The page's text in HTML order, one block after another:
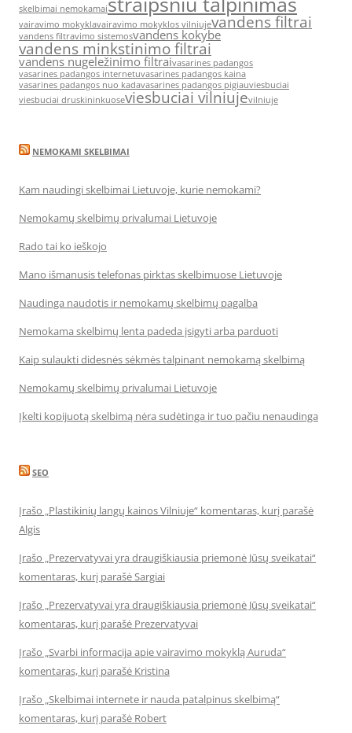
skelbimai nemokamai
vairavimo mokyklavairavimo mokyklos vilniujevandens filtrai
vandens filtravimo sistemosvandens kokybe
vandens minkstinimo filtrai
vandens nugeležinimo filtraivasarines padangos
vasarines padangos internetuvasarines padangos kaina
vasarines padangos nuo kadavasarines padangos pigiauviesbuciai
viesbuciai druskininkuoseviesbuciai vilniujevilniuje
NEMOKAMI SKELBIMAI
Kam naudingi skelbimai Lietuvoje, kurie nemokami?
Nemokamų skelbimų privalumai Lietuvoje
Rado tai ko ieškojo
Mano išmanusis telefonas pirktas skelbimuose Lietuvoje
Naudinga naudotis ir nemokamų skelbimų pagalba
Nemokama skelbimų lenta padeda įsigyti arba parduoti
Kaip sulaukti didesnės sėkmės talpinant nemokamą skelbimą
Nemokamų skelbimų privalumai Lietuvoje
Įkelti kopijuotą skelbimą nėra sudėtinga ir tuo pačiu nenaudinga
SEO
Įrašo „Plastikinių langų kainos Vilniuje“ komentaras, kurį parašė
Algis
Įrašo „Prezervatyvai yra draugiškiausia priemonė Jūsų sveikatai“
komentaras, kurį parašė Sargiai
Įrašo „Prezervatyvai yra draugiškiausia priemonė Jūsų sveikatai“
komentaras, kurį parašė Prezervatyvai
Įrašo „Svarbi informacija apie vairavimo mokyklą Auruda“
komentaras, kurį parašė Kristina
Įrašo „Skelbimai internete ir nauda patalpinus skelbimą“
komentaras, kurį parašė Robert